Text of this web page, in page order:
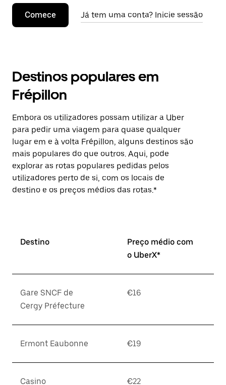
Comece Já tem uma conta? Inicie sessão
Destinos populares em
Frépillon
Embora os utilizadores possam utilizar a Uber
para pedir uma viagem para quase qualquer
lugar em e à volta Frépillon, alguns destinos são
mais populares do que outros. Aqui, pode
explorar as rotas populares pedidas pelos
utilizadores perto de si, com os locais de
destino e os preços médios das rotas.*
Destino
Preço médio com
o UberX*
Gare SNCF de
Cergy Préfecture
€16
Ermont Eaubonne €19
Casino
€22